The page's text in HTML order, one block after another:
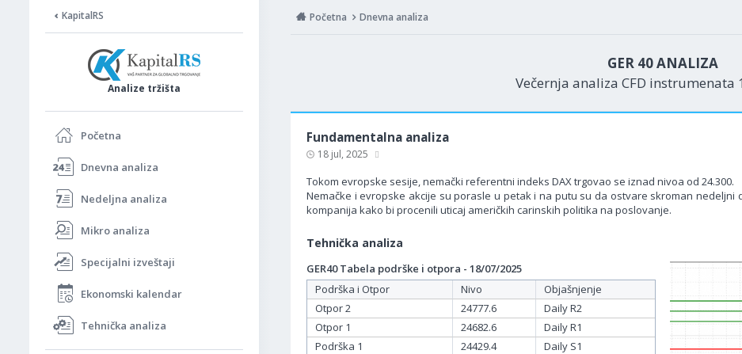
KapitalRS
Analize tržišta
Početna
Dnevna analiza
Nedeljna analiza
Mikro analiza
Specijalni izveštaji
Ekonomski kalendar
Tehnička analiza
Početna Dnevna analiza
GER 40 ANALIZA
Večernja analiza CFD instrumenata
Fundamentalna analiza
18 jul, 2025
Tokom evropske sesije, nemački referentni indeks DAX trgovao se iznad nivoa od 24.300.
Nemačke i evropske akcije su porasle u petak i na putu su da ostvare skroman
kompanija kako bi procenili uticaj američkih carinskih politika na poslovanje.
Tehnička analiza
GER40 Tabela podrške i otpora - 18/07/2025
Podrška i Otpor
Nivo
Objašnjenje
Otpor 2
24777.6
Daily R2
Otpor 1
24682.6
Daily R1
Podrška 1
24429.4
Daily S1